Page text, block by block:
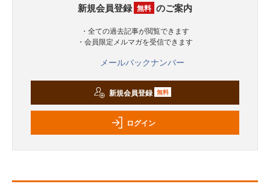
新規会員登録 無料 のご案内
・全ての過去記事が閲覧できます
・会員限定メルマガを受信できます
メールバックナンバー
新規会員登録 無料
ログイン